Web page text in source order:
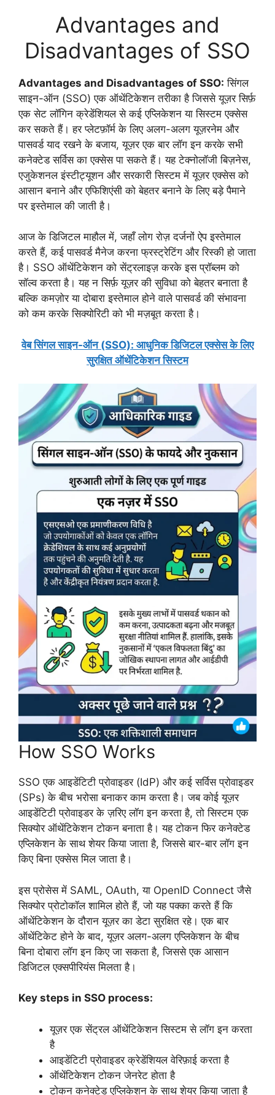
Advantages and
Disadvantages of SSO
Advantages and Disadvantages of SSO: सिंगल
साइन-ऑन (SSO) एक ऑथेंटिकेशन तरीका है जिससे यूज़र सिर्फ़
एक सेट लॉगिन क्रेडेंशियल से कई एप्लिकेशन या सिस्टम एक्सेस
कर सकते हैं। हर प्लेटफ़ॉर्म के लिए अलग-अलग यूज़रनेम और
पासवर्ड याद रखने के बजाय, यूज़र एक बार लॉग इन करके सभी
कनेक्टेड सर्विस का एक्सेस पा सकते हैं। यह टेक्नोलॉजी बिज़नेस,
एजुकेशनल इंस्टीट्यूशन और सरकारी सिस्टम में यूज़र एक्सेस को
आसान बनाने और एफिशिएंसी को बेहतर बनाने के लिए बड़े पैमाने
पर इस्तेमाल की जाती है।
आज के डिजिटल माहौल में, जहाँ लोग रोज़ दर्जनों ऐप इस्तेमाल
करते हैं, कई पासवर्ड मैनेज करना फ्रस्ट्रेटिंग और रिस्की हो जाता
है। SSO ऑथेंटिकेशन को सेंट्रलाइज़ करके इस प्रॉब्लम को
सॉल्व करता है। यह न सिर्फ़ यूज़र की सुविधा को बेहतर बनाता है
बल्कि कमज़ोर या दोबारा इस्तेमाल होने वाले पासवर्ड की संभावना
को कम करके सिक्योरिटी को भी मज़बूत करता है।
वेब सिंगल साइन-ऑन (SSO): आधुनिक डिजिटल एक्सेस के लिए
सुरक्षित ऑथेंटिकेशन सिस्टम
How SSO Works
SSO एक आइडेंटिटी प्रोवाइडर (IdP) और कई सर्विस प्रोवाइडर
(SPs) के बीच भरोसा बनाकर काम करता है। जब कोई यूज़र
आइडेंटिटी प्रोवाइडर के ज़रिए लॉग इन करता है, तो सिस्टम एक
सिक्योर ऑथेंटिकेशन टोकन बनाता है। यह टोकन फिर कनेक्टेड
एप्लिकेशन के साथ शेयर किया जाता है, जिससे बार-बार लॉग इन
किए बिना एक्सेस मिल जाता है।
इस प्रोसेस में SAML, OAuth, या OpenID Connect जैसे
सिक्योर प्रोटोकॉल शामिल होते हैं, जो यह पक्का करते हैं कि
ऑथेंटिकेशन के दौरान यूज़र का डेटा सुरक्षित रहे। एक बार
ऑथेंटिकेट होने के बाद, यूज़र अलग-अलग एप्लिकेशन के बीच
बिना दोबारा लॉग इन किए जा सकता है, जिससे एक आसान
डिजिटल एक्सपीरियंस मिलता है।
Key steps in SSO process:
यूज़र एक सेंट्रल ऑथेंटिकेशन सिस्टम से लॉग इन करता
है
आइडेंटिटी प्रोवाइडर क्रेडेंशियल वेरिफ़ाई करता है
ऑथेंटिकेशन टोकन जेनरेट होता है
टोकन कनेक्टेड एप्लिकेशन के साथ शेयर किया जाता है